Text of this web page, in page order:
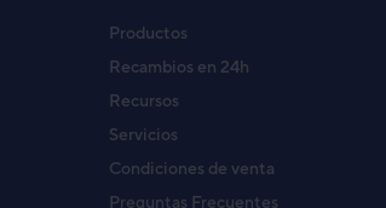
Productos
Recambios en 24h
Recursos
Servicios
Condiciones de venta
Preguntas Frecuentes